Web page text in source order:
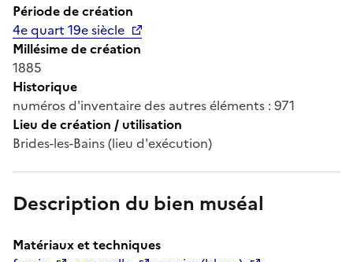
Période de création
4e quart 19e siècle
Millésime de création
1885
Historique
numéros d'inventaire des autres éléments : 971
Lieu de création / utilisation
Brides-les-Bains (lieu d'exécution)
Description du bien muséal
Matériaux et techniques